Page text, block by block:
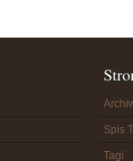
Spis
Tagi